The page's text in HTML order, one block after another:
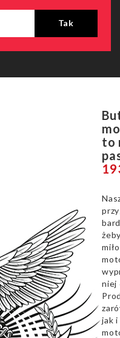
to
niej
jak